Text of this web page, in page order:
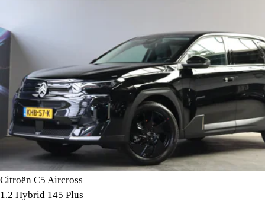
Citroën C5 Aircross
1.2 Hybrid 145 Plus